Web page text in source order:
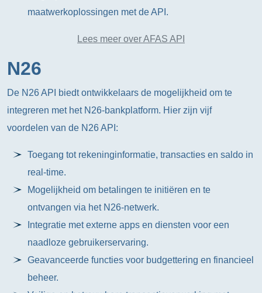
maatwerkoplossingen met de API.
Lees meer over AFAS API
N26
De N26 API biedt ontwikkelaars de mogelijkheid om te
integreren met het N26-bankplatform. Hier zijn vijf
voordelen van de N26 API:
Toegang tot rekeninginformatie, transacties en saldo in
real-time.
Mogelijkheid om betalingen te initiëren en te
ontvangen via het N26-netwerk.
Integratie met externe apps en diensten voor een
naadloze gebruikerservaring.
Geavanceerde functies voor budgettering en financieel
beheer.